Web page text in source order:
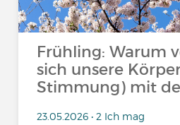
Frühling: Warum
sich unsere
Stimmung) mit
23.05.2026 • 2 Ich mag